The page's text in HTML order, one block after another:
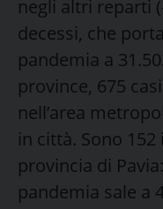
negli altri reparti
decessi, che
pandemia a
province, 675
nell’area
in città. Sono
provincia di
pandemia sale a